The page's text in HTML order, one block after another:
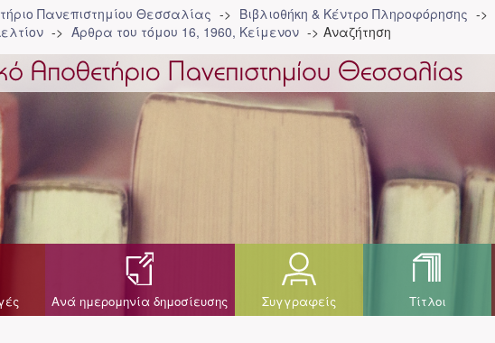
Πανεπιστημίου Θεσσαλίας Βιβλιοθήκη & Κέντρο Πληροφόρησης
Άρθρα του τόμου 16, 1960, Κείμενον Αναζήτηση
Ανά ημερομηνία δημοσίευσης Συγγραφείς Τίτλοι